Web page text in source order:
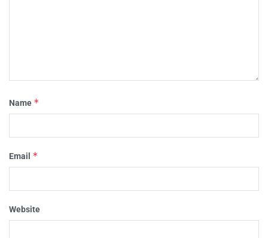
Name *
Email *
Website